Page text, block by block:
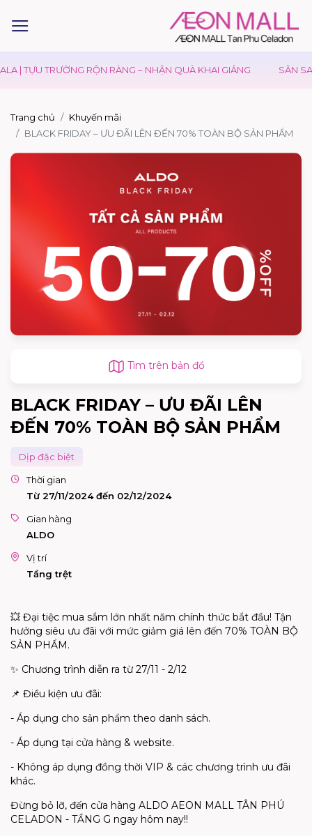
| TỰU TRƯỜNG RỘN RÀNG – NHẬN QUÀ KHAI GIẢNG SĂN
Trang chủ
Khuyến mãi
BLACK FRIDAY – ƯU ĐÃI LÊN ĐẾN 70% TOÀN BỘ SẢN PHẨM
Tìm trên bản đồ
BLACK FRIDAY – ƯU ĐÃI LÊN
ĐẾN 70% TOÀN BỘ SẢN PHẨM
Dịp đặc biệt
Thời gian
Từ 27/11/2024 đến 02/12/2024
Gian hàng
ALDO
Vị trí
Tầng trệt
💥 Đại tiệc mua sắm lớn nhất năm chính thức bắt đầu! Tận
hưởng siêu ưu đãi với mức giảm giá lên đến 70% TOÀN BỘ
SẢN PHẨM.
✨ Chương trình diễn ra từ 27/11 - 2/12
📌 Điều kiện ưu đãi:
- Áp dụng cho sản phẩm theo danh sách.
- Áp dụng tại cửa hàng & website.
- Không áp dụng đồng thời VIP & các chương trình ưu đãi
khác.
Đừng bỏ lỡ, đến cửa hàng ALDO AEON MALL TÂN PHÚ
CELADON - TẦNG G ngay hôm nay!!